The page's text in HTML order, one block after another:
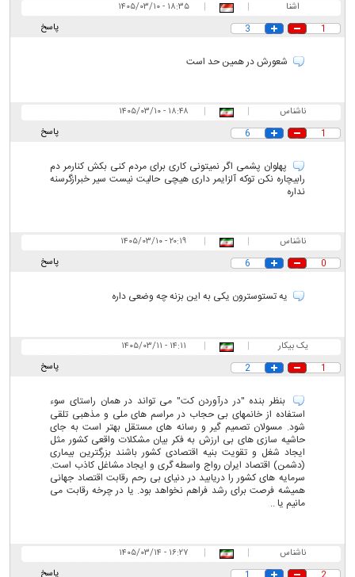
اشنا |
|
۱۸:۳۵ - ۱۴۰۵/۰۳/۱۰
پاسخ
1
3
شعورش در همین حد است
ناشناس |
|
۱۸:۴۸ - ۱۴۰۵/۰۳/۱۰
پاسخ
1
6
پهلوان پشمی اگر نمیتونی کاری برای مردم کنی بکش کنارمر دم
رابیچاره نکن توکه آلزایمر داری هیچی حالیت نیست سیر خبرازگرسنه
نداره
ناشناس |
|
۲۰:۱۹ - ۱۴۰۵/۰۳/۱۰
پاسخ
0
6
یه تستوسترون یکی به این بزنه چه وضعی داره
یک بیکار |
|
۱۴:۱۱ - ۱۴۰۵/۰۳/۱۱
پاسخ
1
2
بنظر بنده "در درآوردن کت" می تواند در همان راستای سوء
استفاده از خانمهای بی حجاب در مراسم های ملی و مذهبی تلقی
شود. مسولان تصمیم گیر و رسانه های مستقل بهتر است به جای
حاشیه سازی های بی ارزش به فکر بیان مشکلات واقعی کشور مثل
ایجاد شغل و تقویت بنیه اقتصادی کشور باشند بزرگترین بیماری
(دشمن) اقتصاد ایران رواج واسطه گری و ایجاد مشاغل کاذب است.
سرمایه های کشور را دریابید در دنیای بی رحم رقابت اقتصاد جهانی
همیشه فرصت برای رشد فراهم نخواهد بود. یا در چرخه رقابت می
مانیم یا ..
ناشناس |
|
۱۶:۲۷ - ۱۴۰۵/۰۳/۱۴
پاسخ